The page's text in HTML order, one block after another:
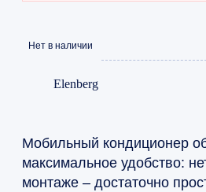
Нет в наличии
Elenberg
Мобильный кондиционер
максимальное удобство:
монтаже – достаточно